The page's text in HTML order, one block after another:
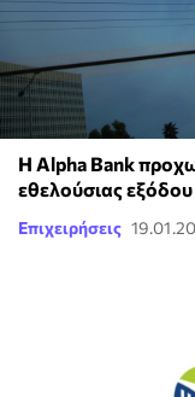
Η Alpha Bank
εθελούσιας
Επιχειρήσεις